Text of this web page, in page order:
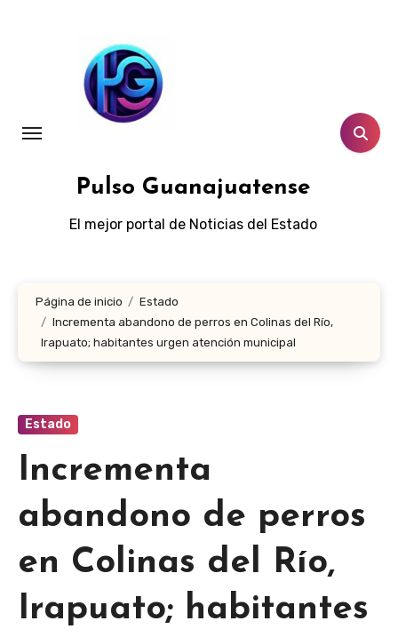
Pulso Guanajuatense
El mejor portal de Noticias del Estado
Página de inicio
Estado
Incrementa abandono de perros en Colinas del Río,
Irapuato; habitantes urgen atención municipal
Estado
Incrementa
abandono de perros
en Colinas del Río,
Irapuato; habitantes